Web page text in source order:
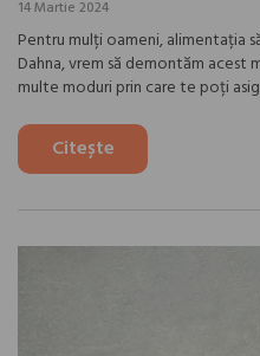
14 Martie 2024
Pentru mulți oameni, alimentația
Dahna, vrem să demontăm acest
multe moduri prin care te poți
Citește